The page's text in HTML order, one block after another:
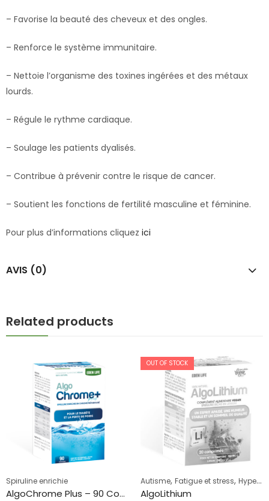
– Favorise la beauté des cheveux et des ongles.
– Renforce le système immunitaire.
– Nettoie l’organisme des toxines ingérées et des métaux
lourds.
– Régule le rythme cardiaque.
– Soulage les patients dyalisés.
– Contribue à prévenir contre le risque de cancer.
– Soutient les fonctions de fertilité masculine et féminine.
Pour plus d’informations cliquez ici
AVIS (0)
Related products
Spiruline enrichie
AlgoChrome Plus – 90 Comprimés – Eden Life
OUT OF STOCK
Autisme, Fatigue et stress, Hyperactivité
AlgoLithium